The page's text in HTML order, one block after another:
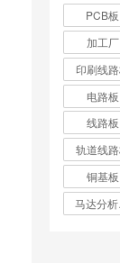
PCB板
加工厂
印刷线
电路板
线路板
轨道线
铜基板